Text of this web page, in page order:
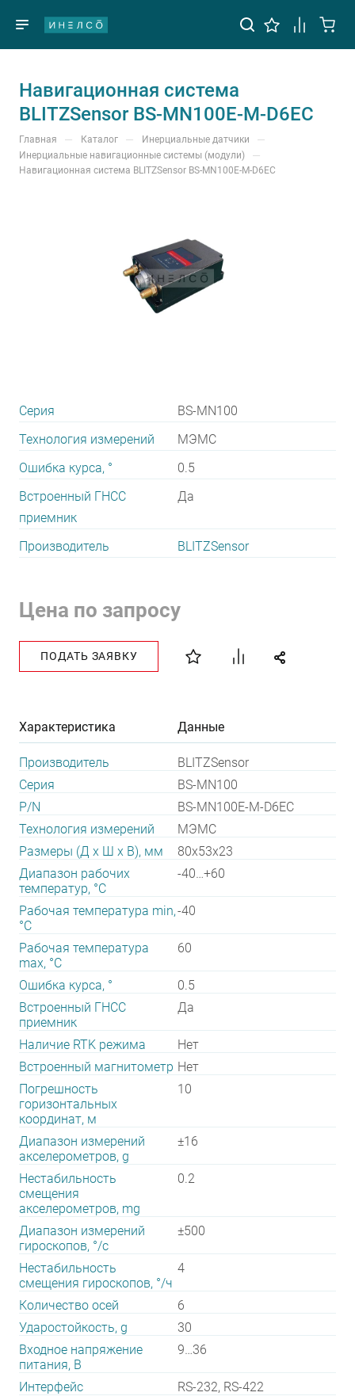
Навигационная система
BLITZSensor BS-MN100E-M-D6EC
Главная — Каталог — Инерциальные датчики —
Инерциальные навигационные системы (модули) —
Навигационная система BLITZSensor BS-MN100E-M-D6EC
Серия
BS-MN100
Технология измерений
МЭМС
Ошибка курса, °
0.5
Встроенный ГНСС
приемник
Да
Производитель BLITZSensor
Цена по запросу
ПОДАТЬ ЗАЯВКУ
Характеристика Данные
Производитель
BLITZSensor
Серия
BS-MN100
P/N
BS-MN100E-M-D6EC
Технология измерений
МЭМС
Размеры (Д х Ш х В), мм
80х53х23
Диапазон рабочих
температур, °С
-40…+60
Рабочая температура min,
°С
-40
Рабочая температура
max, °С
60
Ошибка курса, °
0.5
Встроенный ГНСС
приемник
Да
Наличие RTK режима
Нет
Встроенный магнитометр Нет
Погрешность
горизонтальных
координат, м
10
Диапазон измерений
акселерометров, g
±16
Нестабильность
смещения
акселерометров, mg
0.2
Диапазон измерений
гироскопов, °/с
±500
Нестабильность
смещения гироскопов, °/ч
4
Количество осей
6
Ударостойкость, g
30
Входное напряжение
питания, В
9…36
Интерфейс
RS-232, RS-422